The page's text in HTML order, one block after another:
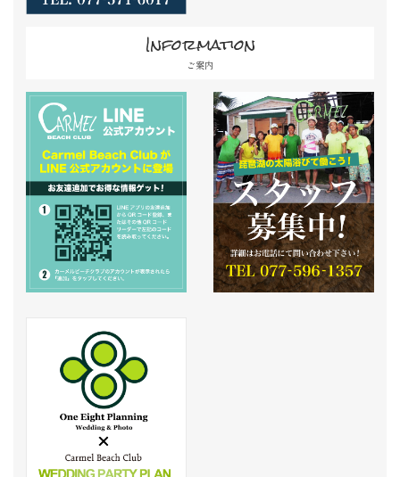
Information
ご案内